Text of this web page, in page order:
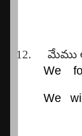
12. మేము
We
We